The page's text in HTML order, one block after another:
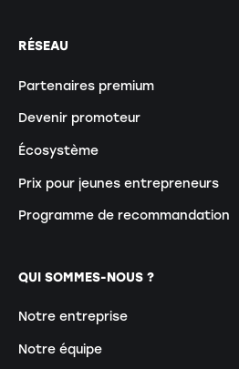
RÉSEAU
Partenaires premium
Devenir promoteur
Écosystème
Prix pour jeunes entrepreneurs
Programme de recommandation
QUI SOMMES-NOUS ?
Notre entreprise
Notre équipe